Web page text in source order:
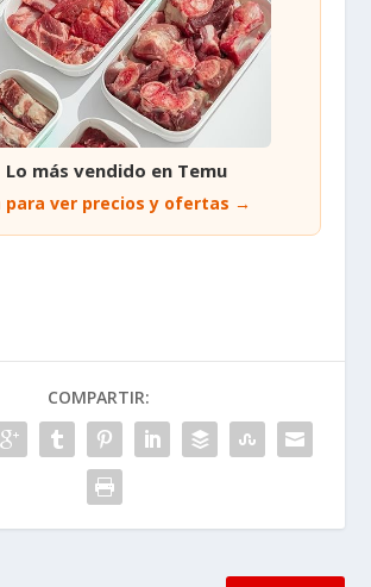
Lo más vendido en Temu
para ver precios y ofertas →
COMPARTIR: